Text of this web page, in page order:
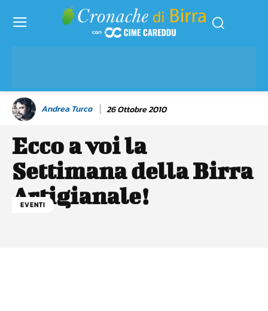
Andrea Turco 26 Ottobre 2010
Ecco a voi la
Settimana della Birra
Artigianale!
EVENTI